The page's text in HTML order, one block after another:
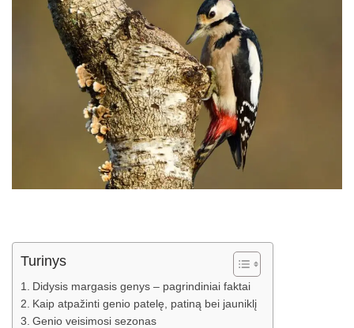
Turinys
Didysis margasis genys – pagrindiniai faktai
Kaip atpažinti genio patelę, patiną bei jauniklį
Genio veisimosi sezonas